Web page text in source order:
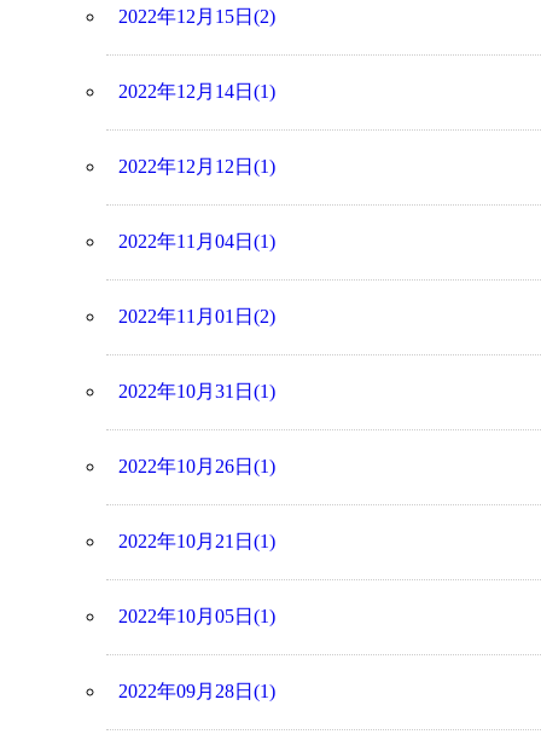
2022年12月15日(2)
2022年12月14日(1)
2022年12月12日(1)
2022年11月04日(1)
2022年11月01日(2)
2022年10月31日(1)
2022年10月26日(1)
2022年10月21日(1)
2022年10月05日(1)
2022年09月28日(1)